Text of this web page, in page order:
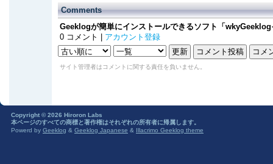
Comments
Geeklogが簡単にインストールできるソフト「
0 コメント | アカウント登録
サイト管理者はコメントに関する責任を負いません。
Copyright © 2026 Hiroron Labs
本ページのすべての商標と著作権はそれぞれの所有者に帰属します。
Powerd by Geeklog & Geeklog Japanese & Illacrimo Geeklog theme